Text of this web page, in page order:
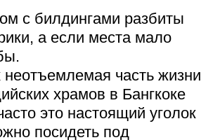
с билдингами разбиты
а если места мало
часть жизни
храмов в Бангкоке
это настоящий уголок
посидеть под